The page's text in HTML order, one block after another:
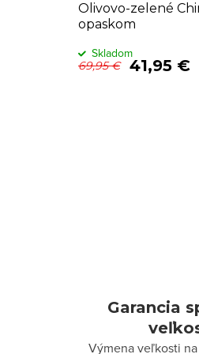
Olivovo-zelené
opaskom
69,95 € 41,95 €
Skladom
Garancia
Výmena veľkosti